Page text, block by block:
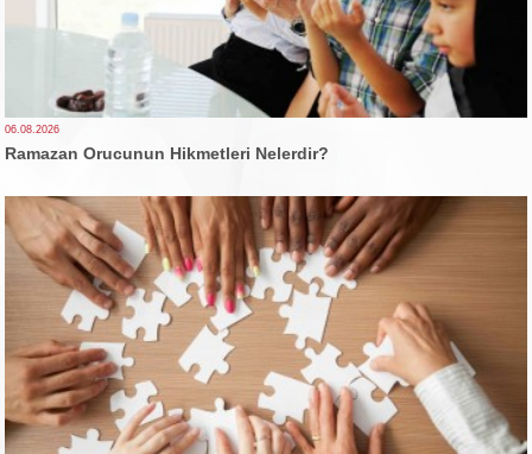
06.08.2026
Ramazan Orucunun Hikmetleri Nelerdir?